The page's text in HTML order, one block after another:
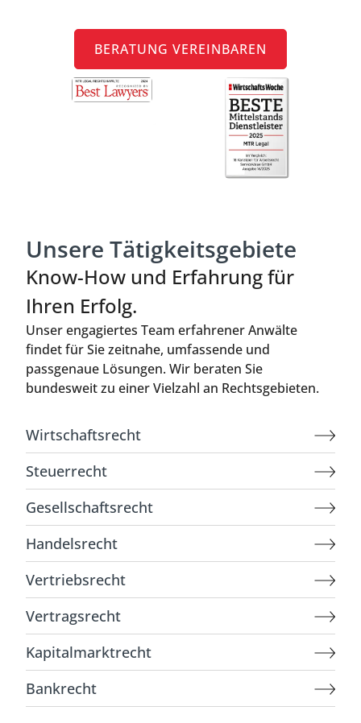
BERATUNG VEREINBAREN
Unsere Tätigkeitsgebiete
Know-How und Erfahrungfür
Ihren Erfolg.
Unser engagiertes Team erfahrener Anwälte
findet für Sie zeitnahe, umfassende und
passgenaue Lösungen. Wir beraten Sie
bundesweit zu einer Vielzahl an Rechtsgebieten.
Wirtschaftsrecht
Steuerrecht
Gesellschaftsrecht
Handelsrecht
Vertriebsrecht
Vertragsrecht
Kapitalmarktrecht
Bankrecht